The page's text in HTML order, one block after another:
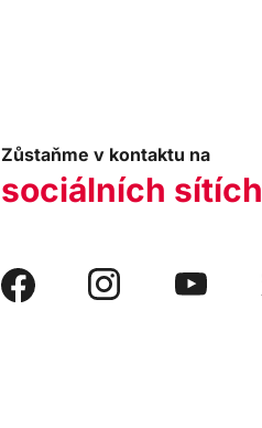
Zůstaňme v kontaktu na
sociálních sítích